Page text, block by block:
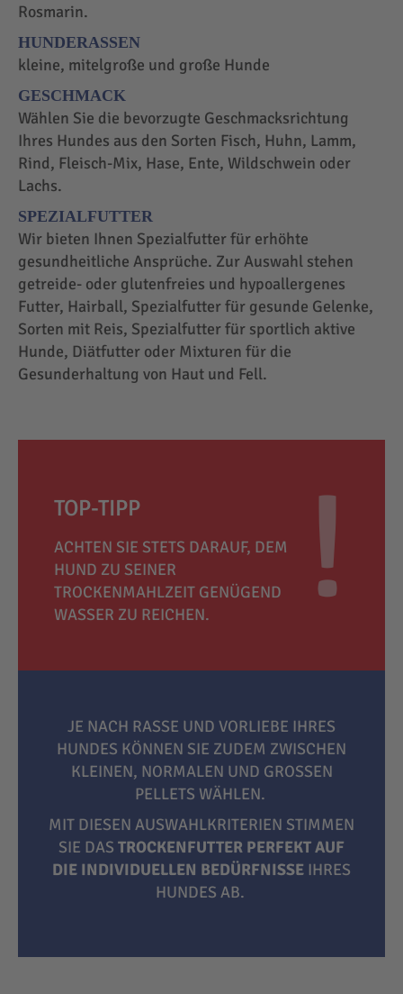
Rosmarin.
HUNDERASSEN
kleine, mitelgroße und große Hunde
GESCHMACK
Wählen Sie die bevorzugte Geschmacksrichtung
Ihres Hundes aus den Sorten Fisch, Huhn, Lamm,
Rind, Fleisch-Mix, Hase, Ente, Wildschwein oder
Lachs.
SPEZIALFUTTER
Wir bieten Ihnen Spezialfutter für erhöhte
gesundheitliche Ansprüche. Zur Auswahl stehen
getreide- oder glutenfreies und hypoallergenes
Futter, Hairball, Spezialfutter für gesunde Gelenke,
Sorten mit Reis, Spezialfutter für sportlich aktive
Hunde, Diätfutter oder Mixturen für die
Gesunderhaltung von Haut und Fell.
TOP-TIPP
ACHTEN SIE STETS DARAUF, DEM
HUND ZU SEINER
TROCKENMAHLZEIT GENÜGEND
WASSER ZU REICHEN.
JE NACH RASSE UND VORLIEBE IHRES
HUNDES KÖNNEN SIE ZUDEM ZWISCHEN
KLEINEN, NORMALEN UND GROSSEN P
ELLETS WÄHLEN.
MIT DIESEN AUSWAHLKRITERIEN STIMMEN
SIE DAS TROCKENFUTTER PERFEKT AUF
DIE INDIVIDUELLEN BEDÜRFNISSE IHRES
HUNDES AB.